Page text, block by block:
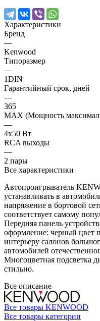
Характеристики
Бренд
—
Kenwood
Типоразмер
—
1DIN
Гарантийный срок, дней
—
365
MAX (Мощность
—
4х50 Вт
RCA выходы
—
2 пары
Все характеристики
Автопроигрыватель
устанавливать в
напряжение в бортовой
соответствует самому
Передняя панель
оформление: черный цвет
интерьеру салонов
автомобилей
Многоцветная подсветка
стильно.
Все описание
Все товары KENWOOD
Все товары категории